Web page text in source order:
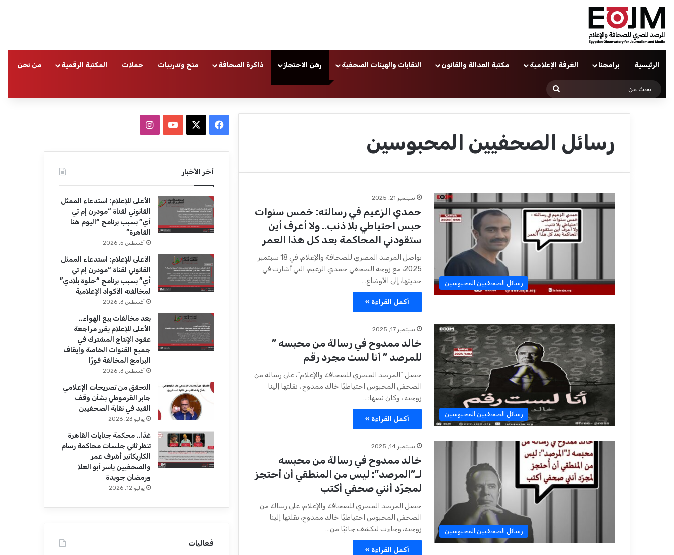
الرئيسية برامجنا الغرفة الإعلامية مكتبة العدالة والقانون النقابات والهيئات الصحفية رهن الاحتجاز ذاكرة الصحافة منح وتدريبات حملات المكتبة الرقمية من نحن
رسائل الصحفيين المحبوسين
رسائل الصحفيين المحبوسين
سبتمبر 21, 2025
حمدي الزعيم في رسالته: خمس سنوات
حبس احتياطي بلا ذنب.. ولا أعرف أين
ستقودني المحاكمة بعد كل هذا العمر
تواصل المرصد المصري للصحافة والإعلام، في 18 سبتمبر
2025، مع زوجة الصحفي حمدي الزعيم، التي أشارت في
حديثها، إلى الأوضاع…
أكمل القراءة »
رسائل الصحفيين المحبوسين
سبتمبر 17, 2025
خالد ممدوح في رسالة من محبسه ”
للمرصد ” أنا لست مجرد رقم
حصل “المرصد المصري للصحافة والإعلام”، على رسالة من
الصحفي المحبوس احتياطيًا خالد ممدوح ، نقلتها إلينا
زوجته ، وكان نصها:…
أكمل القراءة »
رسائل الصحفيين المحبوسين
سبتمبر 14, 2025
خالد ممدوح في رسالة من محبسه
لـ”المرصد”: ليس من المنطقي أن أُحتجز
لمجرّد أنني صحفي أكتب
حصل المرصد المصري للصحافة والإعلام، على رسالة من
الصحفي المحبوس احتياطيًا خالد ممدوح، نقلتها إلينا
زوجته، وجاءت لتكشف جانبًا من…
أكمل القراءة »
ب
و
ك
u
T
u
e
ا
ت
ق
ر
ا
م
أخر الأخبار
الأعلى للإعلام: استدعاء الممثل
القانوني لقناة “مودرن إم تي
أي” بسبب برنامج “اليوم هنا
القاهرة”
أغسطس 5, 2026
الأعلى للإعلام: استدعاء الممثل
القانوني لقناة “مودرن إم تي
أي” بسبب برنامج “حلوة بلادي”
لمخالفته الأكواد الإعلامية
أغسطس 3, 2026
بعد مخالفات بيع الهواء..
الأعلى للإعلام يقرر مراجعة
عقود الإنتاج المشترك في
جميع القنوات الخاصة وإيقاف
البرامج المخالفة فورًا
أغسطس 3, 2026
التحقق من تصريحات الإعلامي
جابر القرموطي بشأن وقف
القيد في نقابة الصحفيين
يوليو 23, 2026
غدًا.. محكمة جنايات القاهرة
تنظر ثاني جلسات محاكمة رسام
الكاريكاتير أشرف عمر
والصحفيين ياسر أبو العلا
ورمضان جويدة
يوليو 12, 2026
فعاليات